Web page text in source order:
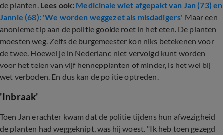
de planten. Lees ook: Medicinale wiet afgepakt van Jan (73) en
Jannie (68): 'We worden weggezet als misdadigers' Maar een
anonieme tip aan de politie gooide roet in het eten. De planten
moesten weg. Zelfs de burgemeester kon niks betekenen voor
de twee. Hoewel je in Nederland niet vervolgd kunt worden
voor het telen van vijf hennepplanten of minder, is het wel bij
wet verboden. En dus kan de politie optreden.
'Inbraak'
Toen Jan erachter kwam dat de politie tijdens hun afwezigheid
de planten had weggeknipt, was hij woest. "Ik heb toen gezegd